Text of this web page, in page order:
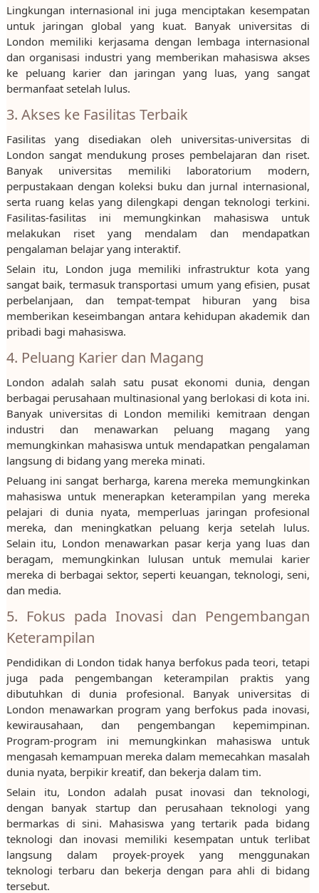
Lingkungan internasional ini juga menciptakan kesempatan
untuk jaringan global yang kuat. Banyak universitas di
London memiliki kerjasama dengan lembaga internasional
dan organisasi industri yang memberikan mahasiswa akses
ke peluang karier dan jaringan yang luas, yang sangat
bermanfaat setelah lulus.
3. Akses ke Fasilitas Terbaik
Fasilitas yang disediakan oleh universitas-universitas di
London sangat mendukung proses pembelajaran dan riset.
Banyak universitas memiliki laboratorium modern,
perpustakaan dengan koleksi buku dan jurnal internasional,
serta ruang kelas yang dilengkapi dengan teknologi terkini.
Fasilitas-fasilitas ini memungkinkan mahasiswa untuk
melakukan riset yang mendalam dan mendapatkan
pengalaman belajar yang interaktif.
Selain itu, London juga memiliki infrastruktur kota yang
sangat baik, termasuk transportasi umum yang efisien, pusat
perbelanjaan, dan tempat-tempat hiburan yang bisa
memberikan keseimbangan antara kehidupan akademik dan
pribadi bagi mahasiswa.
4. Peluang Karier dan Magang
London adalah salah satu pusat ekonomi dunia, dengan
berbagai perusahaan multinasional yang berlokasi di kota ini.
Banyak universitas di London memiliki kemitraan dengan
industri dan menawarkan peluang magang yang
memungkinkan mahasiswa untuk mendapatkan pengalaman
langsung di bidang yang mereka minati.
Peluang ini sangat berharga, karena mereka memungkinkan
mahasiswa untuk menerapkan keterampilan yang mereka
pelajari di dunia nyata, memperluas jaringan profesional
mereka, dan meningkatkan peluang kerja setelah lulus.
Selain itu, London menawarkan pasar kerja yang luas dan
beragam, memungkinkan lulusan untuk memulai karier
mereka di berbagai sektor, seperti keuangan, teknologi, seni,
dan media.
5. Fokus pada Inovasi dan Pengembangan
Keterampilan
Pendidikan di London tidak hanya berfokus pada teori, tetapi
juga pada pengembangan keterampilan praktis yang
dibutuhkan di dunia profesional. Banyak universitas di
London menawarkan program yang berfokus pada inovasi,
kewirausahaan, dan pengembangan kepemimpinan.
Program-program ini memungkinkan mahasiswa untuk
mengasah kemampuan mereka dalam memecahkan masalah
dunia nyata, berpikir kreatif, dan bekerja dalam tim.
Selain itu, London adalah pusat inovasi dan teknologi,
dengan banyak startup dan perusahaan teknologi yang
bermarkas di sini. Mahasiswa yang tertarik pada bidang
teknologi dan inovasi memiliki kesempatan untuk terlibat
langsung dalam proyek-proyek yang menggunakan
teknologi terbaru dan bekerja dengan para ahli di bidang
tersebut.